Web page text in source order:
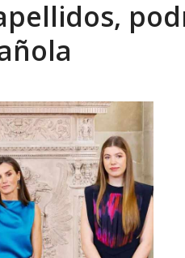
y promesas incumplidas...